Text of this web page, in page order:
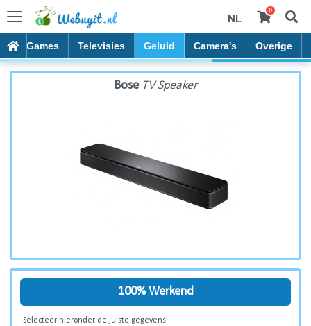
NL
0
Games Televisies Geluid Camera's Overige
Bose TV Speaker
Bose TV Speaker
100% Werkend
Selecteer hieronder de juiste gegevens.